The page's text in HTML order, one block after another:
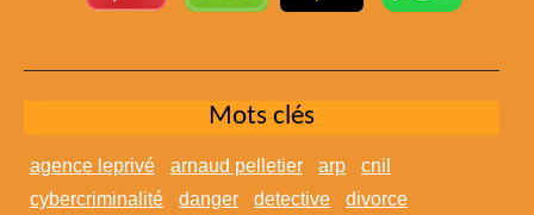
Mots clés
agence leprivé arnaud pelletier arp
cnil
cybercriminalité
danger detective
divorce